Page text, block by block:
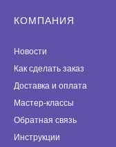
КОМПАНИЯ
Новости
Как сделать заказ
Доставка и оплата
Мастер-классы
Обратная связь
Инструкции